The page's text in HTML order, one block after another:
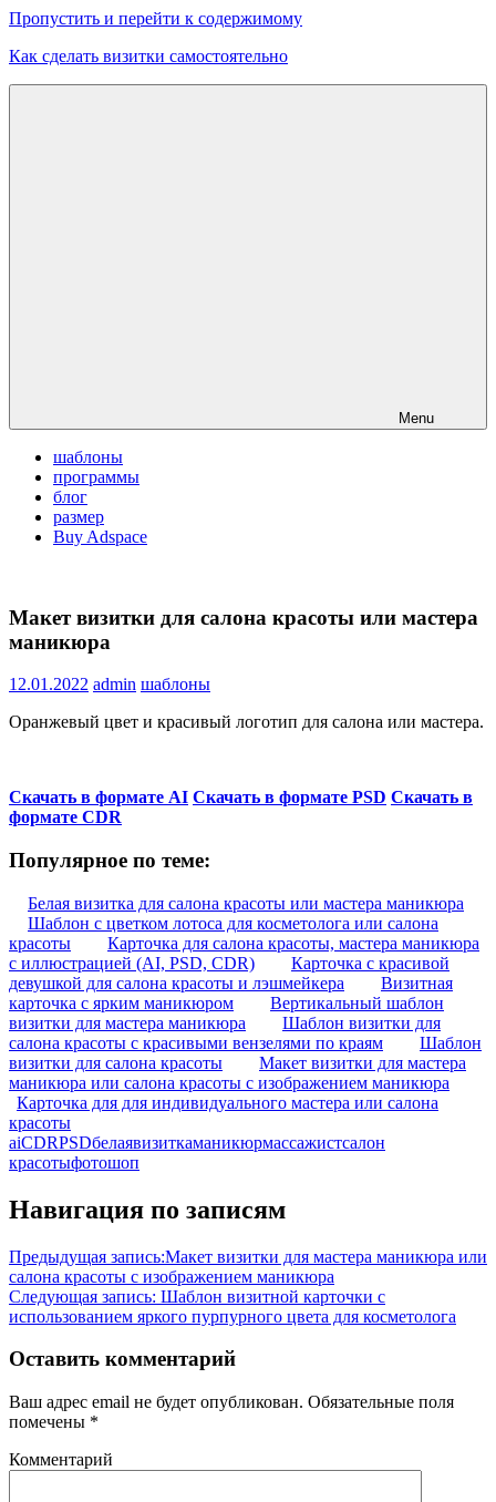
Пропустить и перейти к содержимому
Как сделать визитки самостоятельно
Menu
шаблоны
программы
блог
размер
Buy Adspace
Макет визитки для салона красоты или мастера
маникюра
12.01.2022 admin шаблоны
Оранжевый цвет и красивый логотип для салона или мастера.
Скачать в формате AI Скачать в формате PSD Скачать в
формате CDR
Популярное по теме:
Белая визитка для салона красоты или мастера маникюра
Шаблон с цветком лотоса для косметолога или салона
красоты
Карточка для салона красоты, мастера маникюра
с иллюстрацией (AI, PSD, CDR)
Карточка с красивой
девушкой для салона красоты и лэшмейкера
Визитная
карточка с ярким маникюром
Вертикальный шаблон
визитки для мастера маникюра
Шаблон визитки для
салона красоты с красивыми вензелями по краям
Шаблон
визитки для салона красоты
Макет визитки для мастера
маникюра или салона красоты с изображением маникюра
Карточка для для индивидуального мастера или салона
красоты
aiCDRPSDбелаявизиткаманикюрмассажистсалон
красотыфотошоп
Навигация по записям
Предыдущая запись:Макет визитки для мастера маникюра или
салона красоты с изображением маникюра
Следующая запись: Шаблон визитной карточки с
использованием яркого пурпурного цвета для косметолога
Оставить комментарий
Ваш адрес email не будет опубликован. Обязательные поля
помечены *
Комментарий